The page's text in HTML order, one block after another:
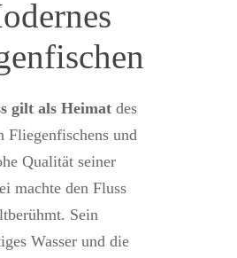
gilt als Heimat des
Fliegenfischens und
Qualität seiner
machte den Fluss
Sein
Wasser und die